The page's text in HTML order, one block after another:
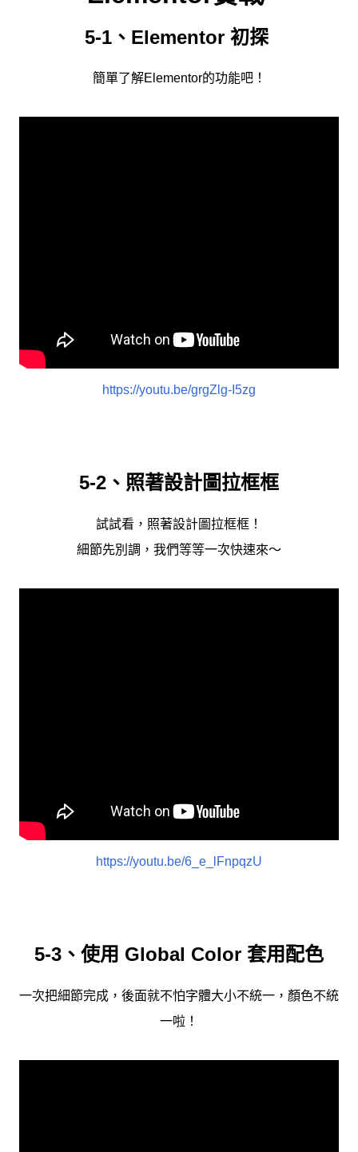
5-1、Elementor 初探
簡單了解Elementor的功能吧！
https://youtu.be/grgZlg-I5zg
5-2、照著設計圖拉框框
試試看，照著設計圖拉框框！
細節先別調，我們等等一次快速來～
https://youtu.be/6_e_lFnpqzU
5-3、使用 Global Color 套用配色
一次把細節完成，後面就不怕字體大小不統一，顏色不統
一啦！